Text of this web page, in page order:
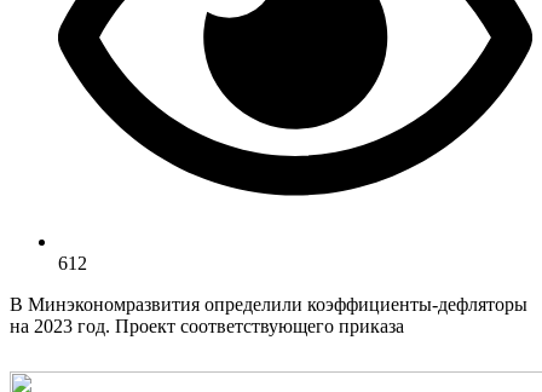
612
В Минэкономразвития определили коэффициенты-дефляторы
на 2023 год. Проект соответствующего приказа